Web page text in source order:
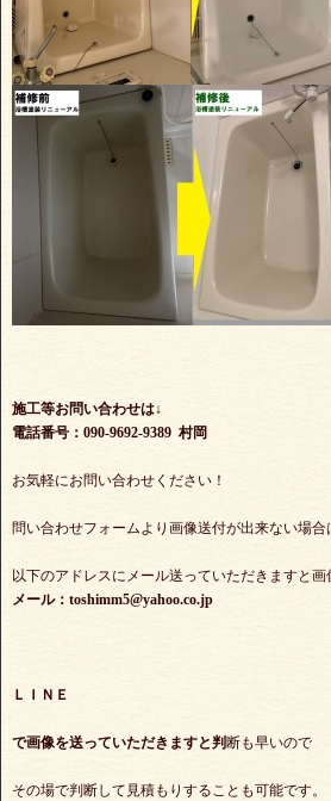
施工等お問い合わせは↓
電話番号：090-9692-9389 村岡
お気軽にお問い合わせください！
問い合わせフォームより画像送付が出来ない場合
以下のアドレスにメール送っていただきますと画
メール：toshimm5@yahoo.co.jp
ＬＩＮＥ
で画像を送っていただきますと判 断も早いので
その場で判断して見積もりすることも可能です。